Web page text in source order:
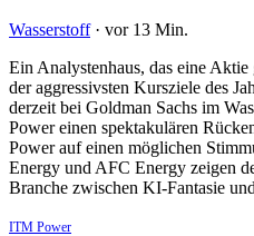
Wasserstoff · vor 13 Min.
Ein Analystenhaus, das eine
der aggressivsten Kursziele des
derzeit bei Goldman Sachs im
Power einen spektakulären
Power auf einen möglichen
Energy und AFC Energy zeigen
Branche zwischen KI-Fantasie
ITM Power